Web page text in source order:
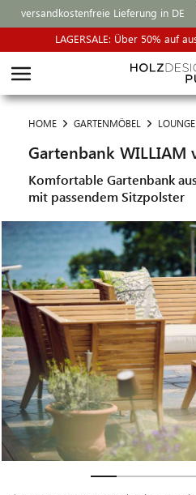
versandkostenfreie Lieferung in DE
LAGERSALE: Über 50% auf
HOME GARTENMÖBEL
Gartenbank WILLIAM
Komfortable Gartenbank
mit passendem Sitzpolster